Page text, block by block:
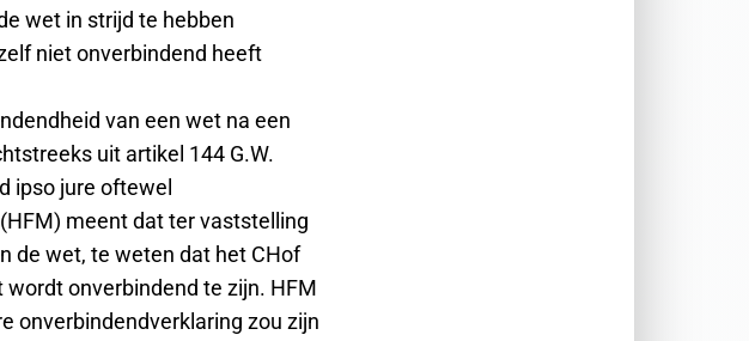
wet in strijd te hebben
niet onverbindend heeft
van een wet na een
uit artikel 144 G.W.
ipso jure oftewel
meent dat ter vaststelling
de wet, te weten dat het CHof
onverbindend te zijn. HFM
onverbindendverklaring zou zijn